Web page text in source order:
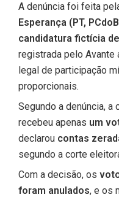
A denúncia foi feita
Esperança (PT,
candidatura fictícia
registrada pelo Avante
legal de participação
proporcionais.
Segundo a denúncia, a
recebeu apenas um
declarou contas
segundo a corte
Com a decisão, os
foram anulados, e os